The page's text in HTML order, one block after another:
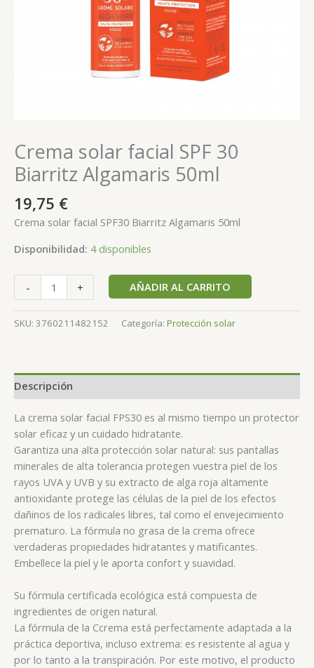
Crema solar facial SPF 30
Biarritz Algamaris 50ml
19,75 €
Crema solar facial SPF30 Biarritz Algamaris 50ml
Disponibilidad: 4 disponibles
- + AÑADIR AL CARRITO
SKU: 3760211482152 Categoría: Protección solar
Descripción
La crema solar facial FPS30 es al mismo tiempo un protector
solar eficaz y un cuidado hidratante.
Garantiza una alta protección solar natural: sus pantallas
minerales de alta tolerancia protegen vuestra piel de los
rayos UVA y UVB y su extracto de alga roja altamente
antioxidante protege las células de la piel de los efectos
dañinos de los radicales libres, tal como el envejecimiento
prematuro. La fórmula no grasa de la crema ofrece
verdaderas propiedades hidratantes y matificantes.
Embellece la piel y le aporta confort y suavidad.
Su fórmula certificada ecológica está compuesta de
ingredientes de origen natural.
La fórmula de la Ccrema está perfectamente adaptada a la
práctica deportiva, incluso extrema: es resistente al agua y
por lo tanto a la transpiración. Por este motivo, el producto